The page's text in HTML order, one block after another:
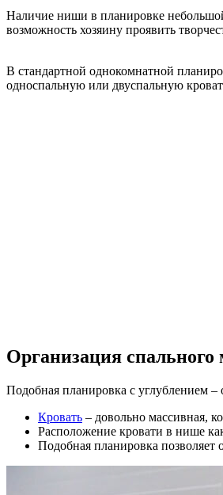
Наличие ниши в планировке
возможность хозяину проявить
В стандартной однокомнатной
односпальную или двуспальную
Организация спального
Подобная планировка с углублением –
Кровать – довольно массивная,
Расположение кровати в нише
Подобная планировка позволяет